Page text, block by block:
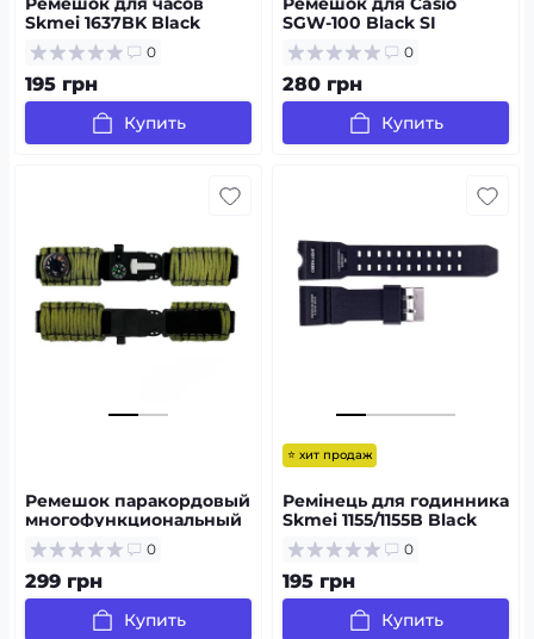
Skmei 1637BK Black
0
195 грн
Купить
SGW-100 Black SI
0
280 грн
Купить
Ремешок паракордовый
многофункциональный
Army Green
0
299 грн
Купить
⭐ хит продаж
Ремінець для годинника
Skmei 1155/1155B Black
0
195 грн
Купить